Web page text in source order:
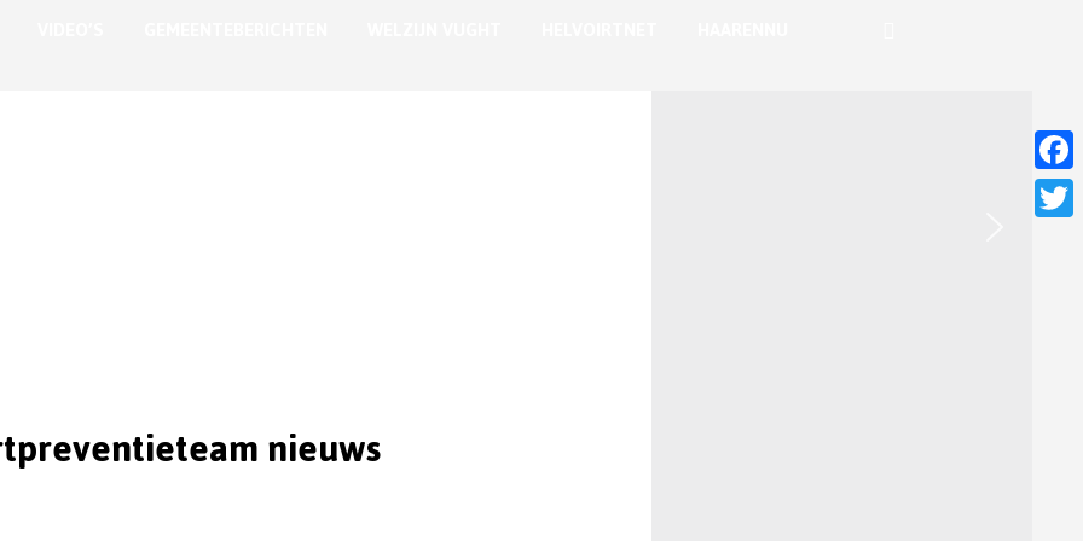
nieuws